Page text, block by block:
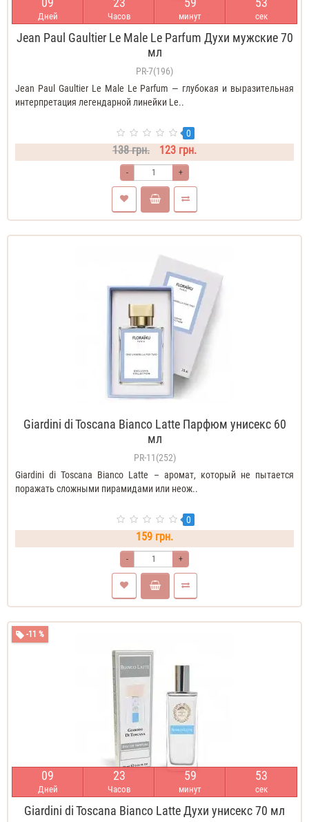
Дней Часов минут сек
Jean Paul Gaultier Le Male Le Parfum Духи мужские 70
мл
PR-7(196)
Jean Paul Gaultier Le Male Le Parfum — глубокая и выразительная
интерпретация легендарной линейки Le..
0
138 грн. 123 грн.
- +
Giardini di Toscana Bianco Latte Парфюм унисекс 60
мл
PR-11(252)
Giardini di Toscana Bianco Latte – аромат, который не пытается
поражать сложными пирамидами или неож..
0
159 грн.
- +
-11 %
09
Дней
23
Часов
59
минут
53
сек
Giardini di Toscana Bianco Latte Духи унисекс 70 мл